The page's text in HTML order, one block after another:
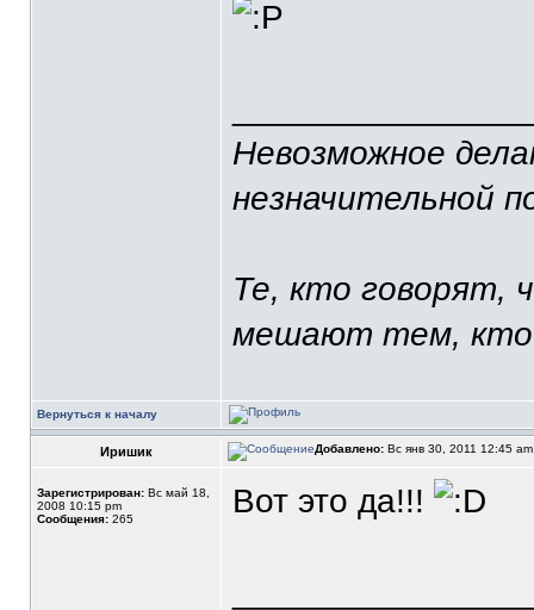
Невозможное
незначительной
Те, кто говорят,
мешают тем, кто
Вернуться к началу
Иришик Добавлено: Вс янв 30, 2011 12:45
Зарегистрирован: Вс май 18,
2008 10:15 pm
Сообщения: 265 Вот это да!!!